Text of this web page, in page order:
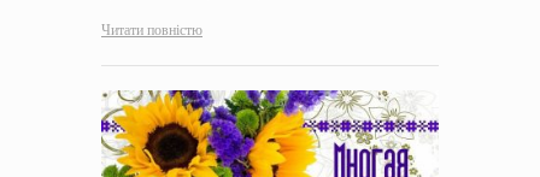
Читати повністю